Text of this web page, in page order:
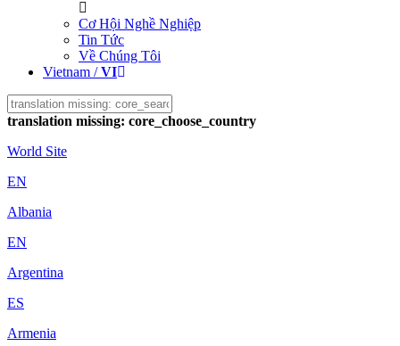
Cơ Hội Nghề Nghiệp
Tin Tức
Về Chúng Tôi
Vietnam /VI
translation missing: core_choose_country
World Site
EN
Albania
EN
Argentina
ES
Armenia